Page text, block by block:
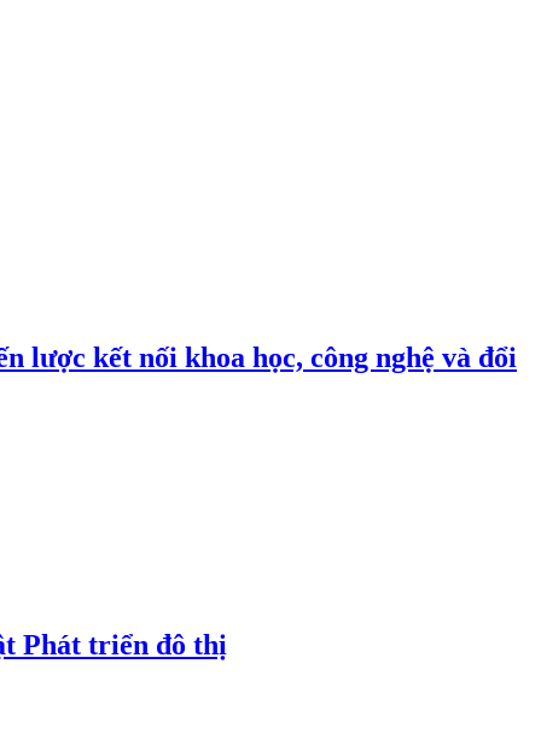
lược kết nối khoa học, công nghệ và đổi
Phát triển đô thị